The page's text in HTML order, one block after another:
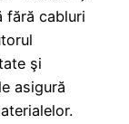
fără cabluri
şi
asigură